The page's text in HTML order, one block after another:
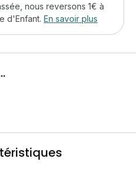
nous reversons 1€ à
d'Enfant. En savoir plus